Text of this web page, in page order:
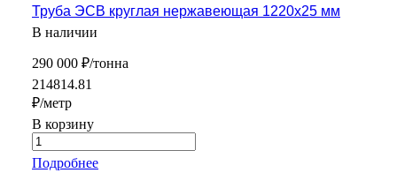
Труба ЭСВ круглая нержавеющая 1220х25 мм
В наличии
290 000 ₽/тонна
214814.81
₽/метр
В корзину
Подробнее